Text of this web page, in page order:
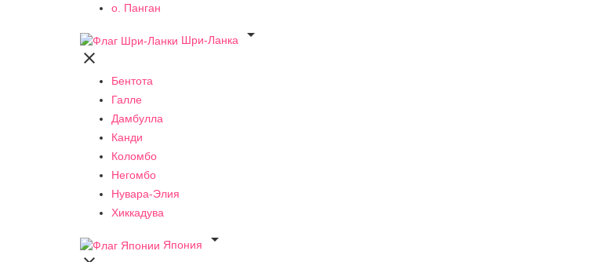
о. Панган
Шри-Ланка


Бентота
Галле
Дамбулла
Канди
Коломбо
Негомбо
Нувара-Элия
Хиккадува
Япония
